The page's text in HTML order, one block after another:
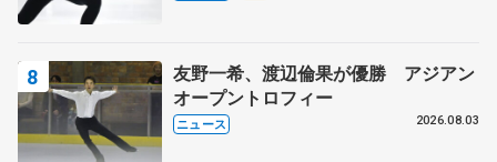
友野一希、渡辺倫果が優勝 アジアン
オープントロフィー
ニュース 2026.08.03